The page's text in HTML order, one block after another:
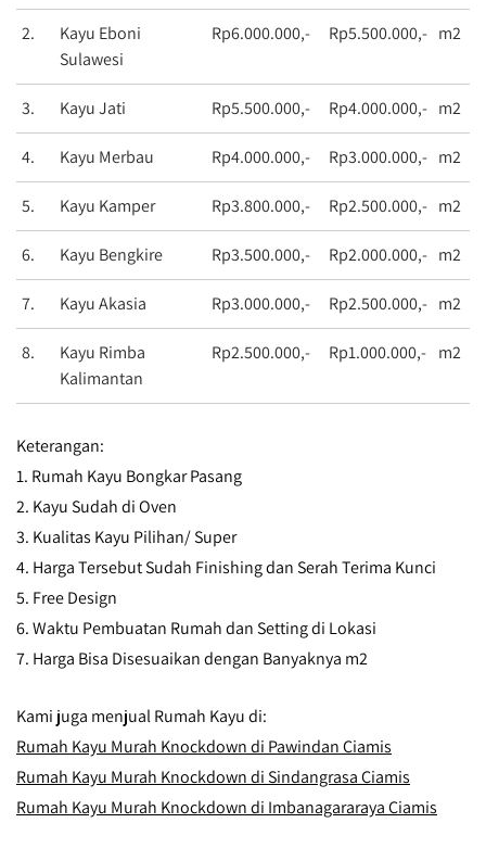
2.
Kayu Eboni
Sulawesi
Rp6.000.000,- Rp5.500.000,- m2
3. Kayu Jati Rp5.500.000,- Rp4.000.000,- m2
4. Kayu Merbau Rp4.000.000,- Rp3.000.000,- m2
5. Kayu Kamper Rp3.800.000,- Rp2.500.000,- m2
6. Kayu Bengkire Rp3.500.000,- Rp2.000.000,- m2
7. Kayu Akasia Rp3.000.000,- Rp2.500.000,- m2
8.
Kayu Rimba
Kalimantan
Rp2.500.000,- Rp1.000.000,- m2
Keterangan:
1. Rumah Kayu Bongkar Pasang
2. Kayu Sudah di Oven
3. Kualitas Kayu Pilihan/ Super
4. Harga Tersebut Sudah Finishing dan Serah Terima Kunci
5. Free Design
6. Waktu Pembuatan Rumah dan Setting di Lokasi
7. Harga Bisa Disesuaikan dengan Banyaknya m2
Kami juga menjual Rumah Kayu di:
Rumah Kayu Murah Knockdown di Pawindan Ciamis
Rumah Kayu Murah Knockdown di Sindangrasa Ciamis
Rumah Kayu Murah Knockdown di Imbanagararaya Ciamis